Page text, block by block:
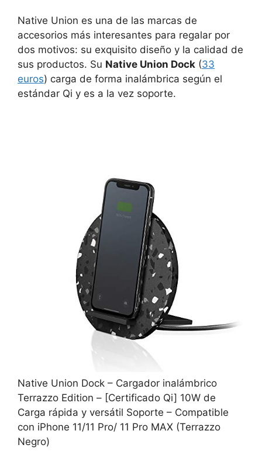
Native Union es una de las marcas de
accesorios más interesantes para regalar por
dos motivos: su exquisito diseño y la calidad de
sus productos. Su Native Union Dock (33
euros) carga de forma inalámbrica según el
estándar Qi y es a la vez soporte.
Native Union Dock – Cargador inalámbrico
Terrazzo Edition – [Certificado Qi] 10W de
Carga rápida y versátil Soporte – Compatible
con iPhone 11/11 Pro/ 11 Pro MAX (Terrazzo
Negro)